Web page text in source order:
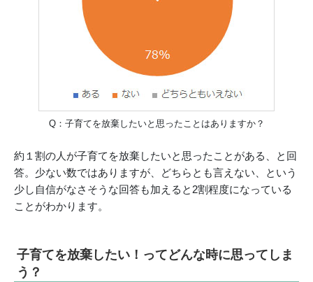
Q：子育てを放棄したいと思ったことはありますか？
約１割の人が子育てを放棄したいと思ったことがある、と回
答。少ない数ではありますが、どちらとも言えない、という
少し自信がなさそうな回答も加えると2割程度になっている
ことがわかります。
子育てを放棄したい！ってどんな時に思ってしま
う？